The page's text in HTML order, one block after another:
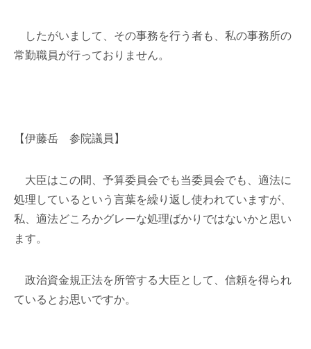
したがいまして、その事務を行う者も、私の事務所の
常勤職員が行っておりません。
【伊藤岳 参院議員】
大臣はこの間、予算委員会でも当委員会でも、適法に
処理しているという言葉を繰り返し使われていますが、
私、適法どころかグレーな処理ばかりではないかと思い
ます。
政治資金規正法を所管する大臣として、信頼を得られ
ているとお思いですか。